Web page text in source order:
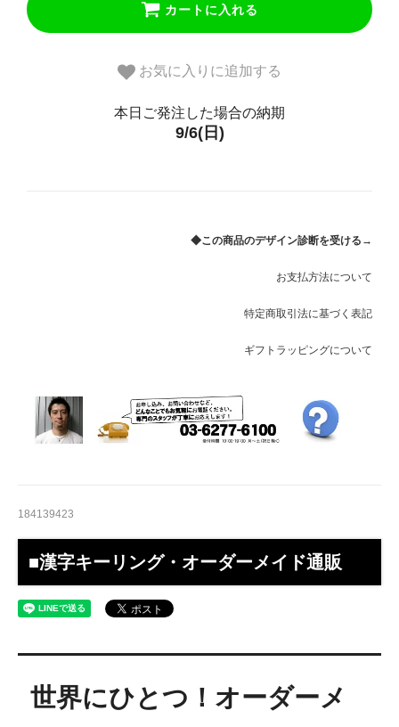
カートに入れる
お気に入りに追加する
本日ご発注した場合の納期
9/6(日)
◆この商品のデザイン診断を受ける→
お支払方法について
特定商取引法に基づく表記
ギフトラッピングについて
184139423
■漢字キーリング・オーダーメイド通販
世界にひとつ！オーダーメ